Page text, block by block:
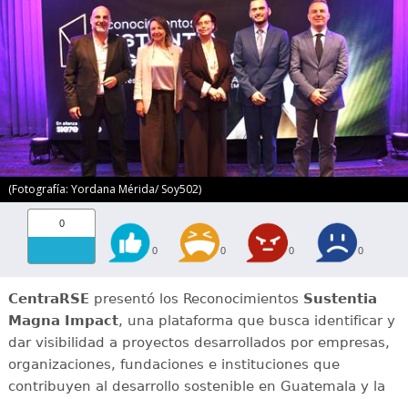
(Fotografía: Yordana Mérida/ Soy502)
0
0 0 0 0
CentraRSEpresentó los Reconocimientos Sustentia
Magna Impact, una plataforma que busca identificar y
dar visibilidad a proyectos desarrollados por empresas,
organizaciones, fundaciones e instituciones que
contribuyen al desarrollo sostenible en Guatemala y la